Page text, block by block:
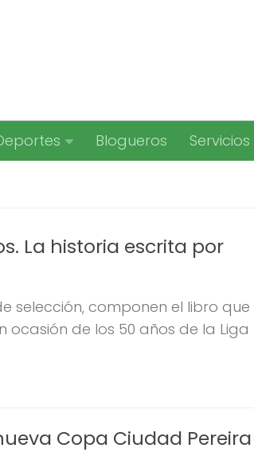
Blogueros Servicios
La historia escrita por
selección, componen el libro que
de los 50 años de la Liga
Copa Ciudad Pereira